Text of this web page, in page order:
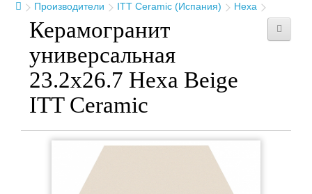
Производители
ITT Ceramic (Испания) Hexa
Керамогранит
универсальная
23.2x26.7 Hexa Beige
ITT Ceramic